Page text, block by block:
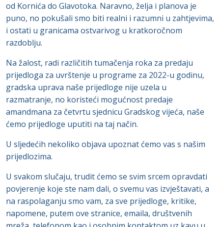
od Kornića do Glavotoka. Naravno, želja i planova je
puno, no pokušali smo biti realni i razumni u zahtjevima,
i ostati u granicama ostvarivog u kratkoročnom
razdoblju.
Na žalost, radi različitih tumačenja roka za predaju
prijedloga za uvrštenje u programe za 2022-u godinu,
gradska uprava naše prijedloge nije uzela u
razmatranje, no koristeći mogućnost predaje
amandmana za četvrtu sjednicu Gradskog vijeća, naše
ćemo prijedloge uputiti na taj način.
U sljedećih nekoliko objava upoznat ćemo vas s našim
prijedlozima.
U svakom slučaju, trudit ćemo se svim srcem opravdati
povjerenje koje ste nam dali, o svemu vas izvještavati, a
na raspolaganju smo vam, za sve prijedloge, kritike,
napomene, putem ove stranice, emaila, društvenih